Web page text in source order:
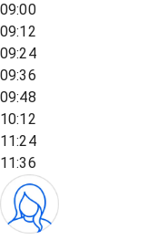
09:00
09:12
09:24
09:36
09:48
10:12
11:24
11:36